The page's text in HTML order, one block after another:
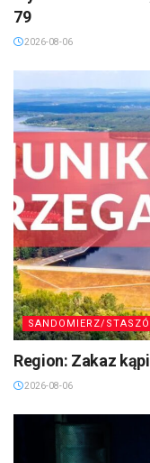
79
2026-08-06
SANDOMIERZ/
Region: Zakaz
2026-08-06